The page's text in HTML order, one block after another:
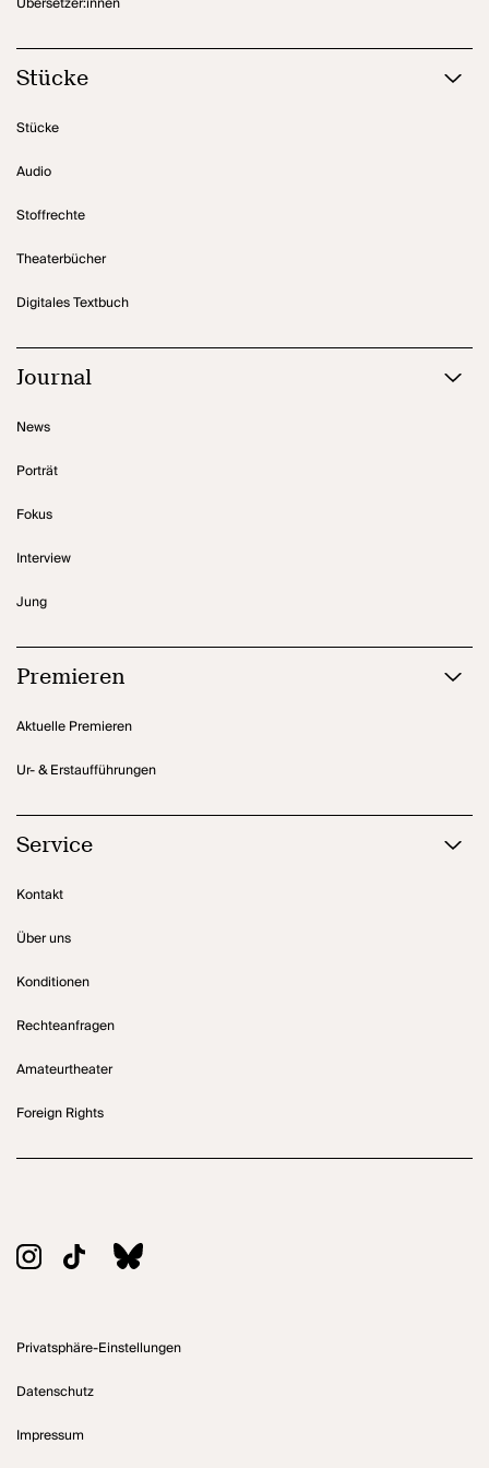
Stücke
Stücke
Audio
Stoffrechte
Theaterbücher
Digitales Textbuch
Journal
News
Porträt
Fokus
Interview
Jung
Premieren
Aktuelle Premieren
Ur- & Erstaufführungen
Service
Kontakt
Über uns
Konditionen
Rechteanfragen
Amateurtheater
Foreign Rights
Privatsphäre-Einstellungen
Datenschutz
Impressum